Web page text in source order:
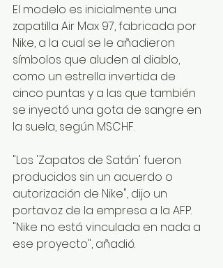
El modelo es inicialmente una
zapatilla Air Max 97, fabricada por
Nike, a la cual se le añadieron
símbolos que aluden al diablo,
como un estrella invertida de
cinco puntas y a las que también
se inyectó una gota de sangre en
la suela, según MSCHF.
"Los 'Zapatos de Satán' fueron
producidos sin un acuerdo o
autorización de Nike", dijo un
portavoz de la empresa a la AFP.
"Nike no está vinculada en nada a
ese proyecto", añadió.